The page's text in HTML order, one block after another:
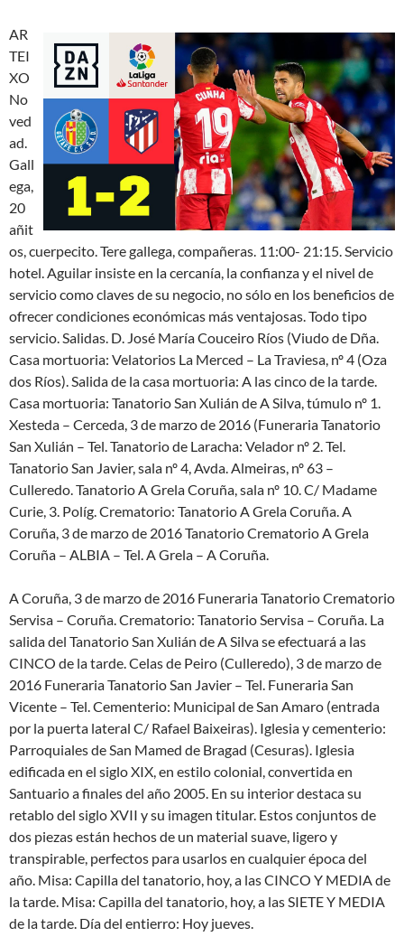
AR
TEI
XO
No
ved
ad.
Gall
ega,
20
añit
os, cuerpecito. Tere gallega, compañeras. 11:00- 21:15. Servicio
hotel. Aguilar insiste en la cercanía, la confianza y el nivel de
servicio como claves de su negocio, no sólo en los beneficios de
ofrecer condiciones económicas más ventajosas. Todo tipo
servicio. Salidas. D. José María Couceiro Ríos (Viudo de Dña.
Casa mortuoria: Velatorios La Merced – La Traviesa, nº 4 (Oza
dos Ríos). Salida de la casa mortuoria: A las cinco de la tarde.
Casa mortuoria: Tanatorio San Xulián de A Silva, túmulo nº 1.
Xesteda – Cerceda, 3 de marzo de 2016 (Funeraria Tanatorio
San Xulián – Tel. Tanatorio de Laracha: Velador nº 2. Tel.
Tanatorio San Javier, sala nº 4, Avda. Almeiras, nº 63 –
Culleredo. Tanatorio A Grela Coruña, sala nº 10. C/ Madame
Curie, 3. Políg. Crematorio: Tanatorio A Grela Coruña. A
Coruña, 3 de marzo de 2016 Tanatorio Crematorio A Grela
Coruña – ALBIA – Tel. A Grela – A Coruña.
A Coruña, 3 de marzo de 2016 Funeraria Tanatorio Crematorio
Servisa – Coruña. Crematorio: Tanatorio Servisa – Coruña. La
salida del Tanatorio San Xulián de A Silva se efectuará a las
CINCO de la tarde. Celas de Peiro (Culleredo), 3 de marzo de
2016 Funeraria Tanatorio San Javier – Tel. Funeraria San
Vicente – Tel. Cementerio: Municipal de San Amaro (entrada
por la puerta lateral C/ Rafael Baixeiras). Iglesia y cementerio:
Parroquiales de San Mamed de Bragad (Cesuras). Iglesia
edificada en el siglo XIX, en estilo colonial, convertida en
Santuario a finales del año 2005. En su interior destaca su
retablo del siglo XVII y su imagen titular. Estos conjuntos de
dos piezas están hechos de un material suave, ligero y
transpirable, perfectos para usarlos en cualquier época del
año. Misa: Capilla del tanatorio, hoy, a las CINCO Y MEDIA de
la tarde. Misa: Capilla del tanatorio, hoy, a las SIETE Y MEDIA
de la tarde. Día del entierro: Hoy jueves.